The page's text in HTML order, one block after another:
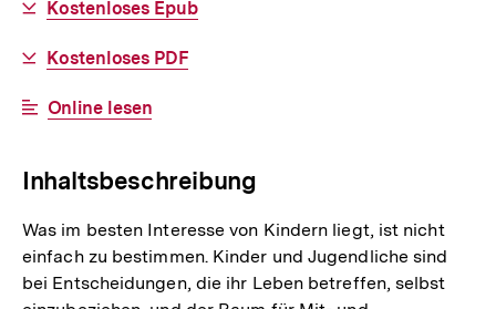
Download-
Kostenloses Epub
Download-
Kostenloses PDF
Interner
Online lesen
Inhaltsbeschreibung
Was im besten Interesse von Kindern liegt, ist nicht
einfach zu bestimmen. Kinder und Jugendliche sind
bei Entscheidungen, die ihr Leben betreffen, selbst